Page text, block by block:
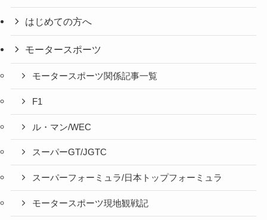
はじめての方へ
モータースポーツ
モータースポーツ関係記事一覧
F1
ル・マン/WEC
スーパーGT/JGTC
スーパーフォーミュラ/日本トップフォーミュラ
モータースポーツ現地観戦記